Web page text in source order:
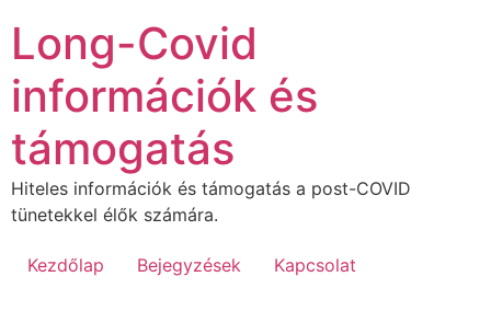
tartalomhoz
Long-Covid
információk és
támogatás
Hiteles információk és támogatás a post-COVID
tünetekkel élők számára.
Kezdőlap Bejegyzések Kapcsolat